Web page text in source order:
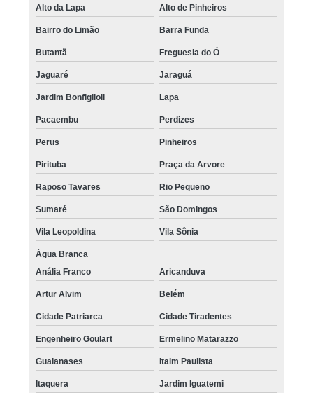
Alto da Lapa
Alto de Pinheiros
Bairro do Limão Barra Funda
Butantã Freguesia do Ó
Jaguaré Jaraguá
Jardim Bonfiglioli Lapa
Pacaembu Perdizes
Perus Pinheiros
Pirituba Praça da Arvore
Raposo Tavares Rio Pequeno
Sumaré São Domingos
Vila Leopoldina Vila Sônia
Água Branca
Anália Franco
Aricanduva
Artur Alvim Belém
Cidade Patriarca Cidade Tiradentes
Engenheiro Goulart Ermelino Matarazzo
Guaianases Itaim Paulista
Itaquera Jardim Iguatemi